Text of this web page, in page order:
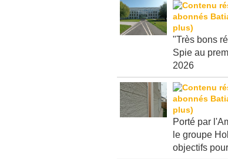
"Très bons
Spie au
2026
Porté par
le groupe
objectifs